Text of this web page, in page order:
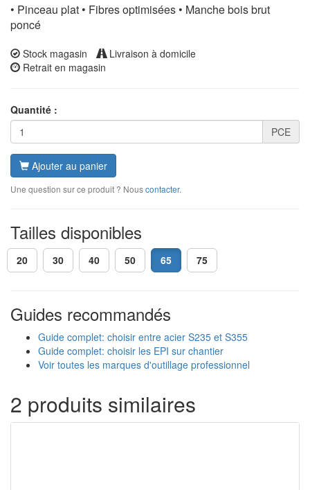
• Pinceau plat • Fibres optimisées • Manche bois brut
poncé
Stock magasin
Livraison à domicile
Retrait en magasin
Quantité :
PCE
Ajouter au panier
Une question sur ce produit ? Nouscontacter.
Tailles disponibles
20 30 40 50 65 75
Guides recommandés
Guide complet: choisir entre acier S235 et S355
Guide complet: choisir les EPI sur chantier
Voir toutes les marques d'outillage professionnel
2 produits similaires